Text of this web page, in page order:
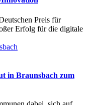
Preis für
Erfolg für die digitale
in Braunsbach zum